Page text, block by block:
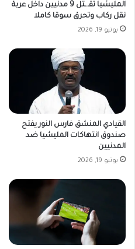
المليشيا تقـ.ـتل 9 مدنيين داخل عربة
نقل ركاب وتحرق سوقا كاملا
يونيو 19, 2026
القيادي المنشق فارس النور يفتح
صندوق انتهاكات المليشيا ضد
المدنيين
يونيو 19, 2026